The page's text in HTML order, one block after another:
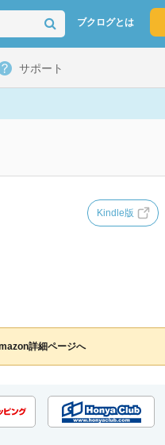
ブクログとは
サポート
Kindle版
詳細ページへ